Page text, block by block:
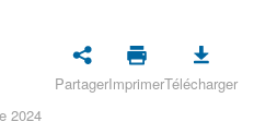
2024
PartagerImprimerTélécharger